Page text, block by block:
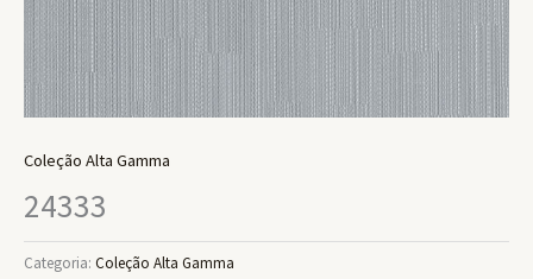
Coleção Alta Gamma
24333
Categoria: Coleção Alta Gamma